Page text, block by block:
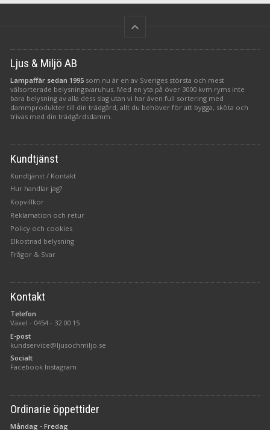
keyboard_arrow_up
Ljus & Miljö AB
Lampaffär sedan 1995 som nu är en av Sveriges största och mest
välsorterade belysningsvaruhus. Med en yta på över 3000 kvm ryms inte
bara belysning av alla dess slag utan vi har även full sortering med
dammprodukter till din trädgård, allt du behöver för att bygga, sköta och
trivas med din trädgårdsdamm.
Kundtjänst
Kundtjänst / Kontakt
Hur handlar jag?
Köpvillkor
Reklamation och retur
Policy och cookies
Elkostnad belysning
Frågor & Svar
Kontakt
Telefon
Växel - 0454 - 32 00 15
E-post
kundservice@ljusochmiljo.se
Socialt
Facebook Instagram
Ordinarie öppettider
Måndag - Fredag